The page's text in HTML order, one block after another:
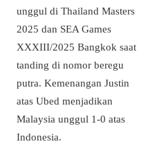
unggul di Thailand Masters
2025 dan SEA Games
XXXIII/2025 Bangkok saat
tanding di nomor beregu
putra. Kemenangan Justin
atas Ubed menjadikan
Malaysia unggul 1-0 atas
Indonesia.